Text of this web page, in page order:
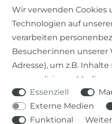
1) Gilt nicht für Sendungen
Lebendpflanzen, Frostfutter
Lieferungen per Spedition
2) gilt für sofort lieferbare
gesonderte Versandregelung
Prozentangaben von
gegenüber der UVP des
Wir verwenden Cookies
Technologien auf
verarbeiten
Besucher:innen unserer
Adresse), um z.B.
personalisieren, Medien
einzubinden oder
analysieren. Die
durch gesetzte Cookies.
Essenziell
Externe Medien
Funktional